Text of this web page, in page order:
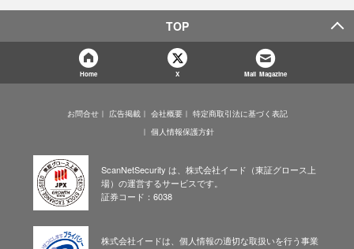
TOP
Home X Mail Magazine
お問合せ 広告掲載 会社概要
特定商取引法に基づく表記
個人情報保護方針
ScanNetSecurity は、株式会社イード（東証グロース上
場）の運営するサービスです。
証券コード：6038
株式会社イードは、個人情報の適切な取扱いを行う事業